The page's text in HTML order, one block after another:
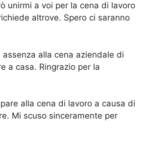
unirmi a voi per la cena di lavoro
altrove. Spero ci saranno
alla cena aziendale di
a casa. Ringrazio per la
alla cena di lavoro a causa di
Mi scuso sinceramente per